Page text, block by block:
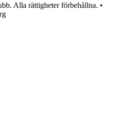
Alla rättigheter förbehållna. •